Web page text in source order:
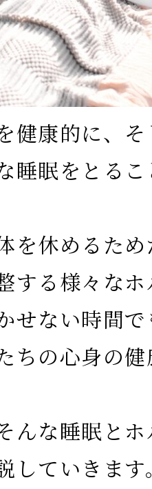
健康的に、
睡眠をとる
を休めるた
する様々な
せない時間
ちの心身の
んな睡眠と
していきます